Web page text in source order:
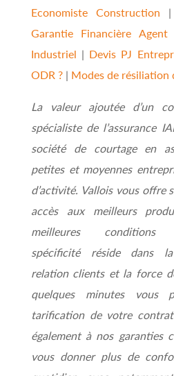
Economiste Construction
Garantie Financière Agent
Industriel | Devis PJ
ODR ?| Modes de résiliation
La valeur ajoutée d’un
spécialiste de l’assurance
société de courtage en
petites et moyennes
d’activité. Vallois vous offre
accès aux meilleurs
meilleures
spécificité réside dans
relation clients et la force
quelques minutes vous
tarification de votre
également à nos garanties
vous donner plus de